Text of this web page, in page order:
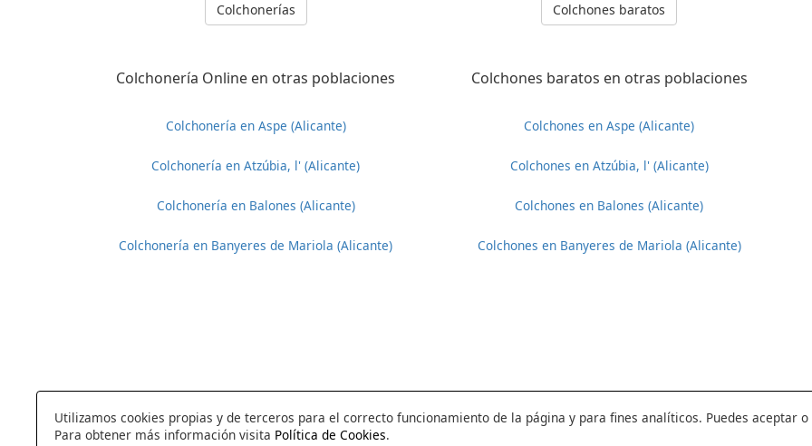
Colchonerías Colchones baratos
Colchonería Online en otras poblaciones
Colchonería en Aspe (Alicante)
Colchonería en Atzúbia, l' (Alicante)
Colchonería en Balones (Alicante)
Colchonería en Banyeres de Mariola (Alicante)
Colchones baratos en otras poblaciones
Colchones en Aspe (Alicante)
Colchones en Atzúbia, l' (Alicante)
Colchones en Balones (Alicante)
Colchones en Banyeres de Mariola (Alicante)
Utilizamos cookies propias y de terceros para el correcto funcionamiento de la página y para fines analíticos. Puedes aceptar
Para obtener más información visita Política de Cookies.